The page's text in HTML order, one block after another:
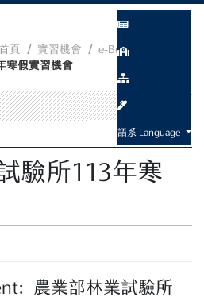
語系 Language
首頁 實習機會
e-Bulletin Board
寒假實習機會
驗所113年寒
農業部林業試驗所